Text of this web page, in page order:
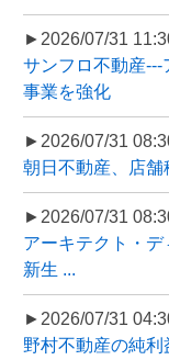
►2026/07/31
サンフロ不動産
事業を強化
►2026/07/31
朝日不動産、店
►2026/07/31
アーキテクト・
新生 ...
►2026/07/31
野村不動産の純